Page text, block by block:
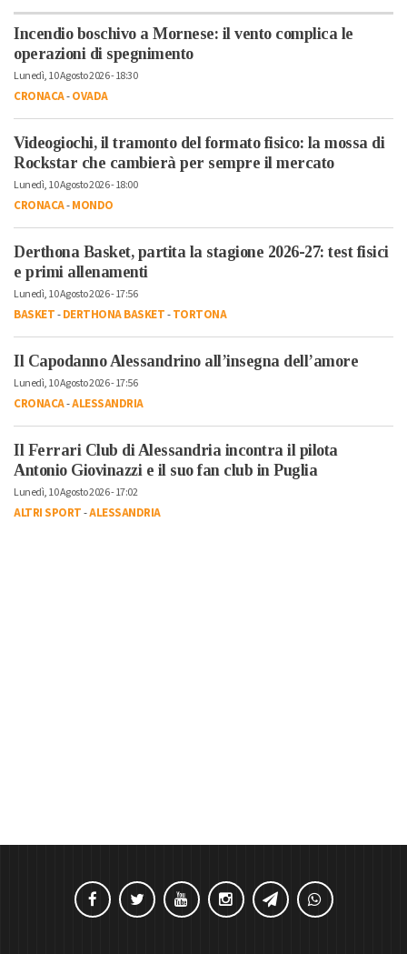
Incendio boschivo a Mornese: il vento complica le
operazioni di spegnimento
Lunedì, 10 Agosto 2026 - 18:30
CRONACA-OVADA
Videogiochi, il tramonto del formato fisico: la mossa di
Rockstar che cambierà per sempre il mercato
Lunedì, 10 Agosto 2026 - 18:00
CRONACA-MONDO
Derthona Basket, partita la stagione 2026-27: test fisici
e primi allenamenti
Lunedì, 10 Agosto 2026 - 17:56
BASKET-DERTHONA BASKET-TORTONA
Il Capodanno Alessandrino all’insegna dell’amore
Lunedì, 10 Agosto 2026 - 17:56
CRONACA-ALESSANDRIA
Il Ferrari Club di Alessandria incontra il pilota
Antonio Giovinazzi e il suo fan club in Puglia
Lunedì, 10 Agosto 2026 - 17:02
ALTRI SPORT-ALESSANDRIA